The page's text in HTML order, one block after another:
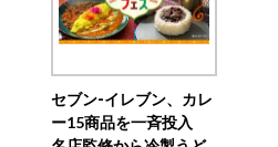
セブン‐イレブン、カレ
ー15商品を一斉投入